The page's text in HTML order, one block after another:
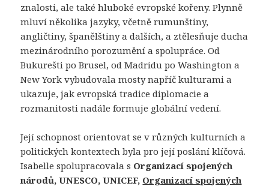
znalosti, ale také hluboké evropské kořeny. Plynně
mluví několika jazyky, včetně rumunštiny,
angličtiny, španělštiny a dalších, a ztělesňuje ducha
mezinárodního porozumění a spolupráce. Od
Bukurešti po Brusel, od Madridu po Washington a
New York vybudovala mosty napříč kulturami a
ukazuje, jak evropská tradice diplomacie a
rozmanitosti nadále formuje globální vedení.
Její schopnost orientovat se v různých kulturních a
politických kontextech byla pro její poslání klíčová.
Isabelle spolupracovala s Organizací spojených
národů, UNESCO, UNICEF, Organizací spojených